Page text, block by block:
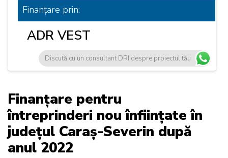
Finanțare prin:
ADR VEST
Discută cu un consultant DRI despre proiectul tău
Finanțare pentru
întreprinderi nou înființate în
județul Caraș-Severin după
anul 2022